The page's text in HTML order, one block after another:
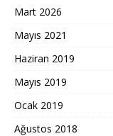
Mart 2026
Mayıs 2021
Haziran 2019
Mayıs 2019
Ocak 2019
Ağustos 2018